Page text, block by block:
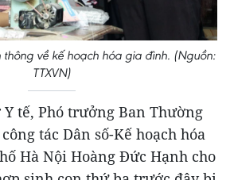
về kế hoạch hóa gia đình. (Nguồn:
TTXVN)
Y tế, Phó trưởng Ban Thường
tác Dân số-Kế hoạch hóa
Hà Nội Hoàng Đức Hạnh cho